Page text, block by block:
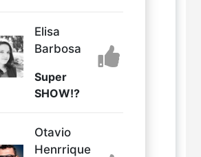
Elisa
Barbosa
Super
SHOW!?
Otavio
Henrrique